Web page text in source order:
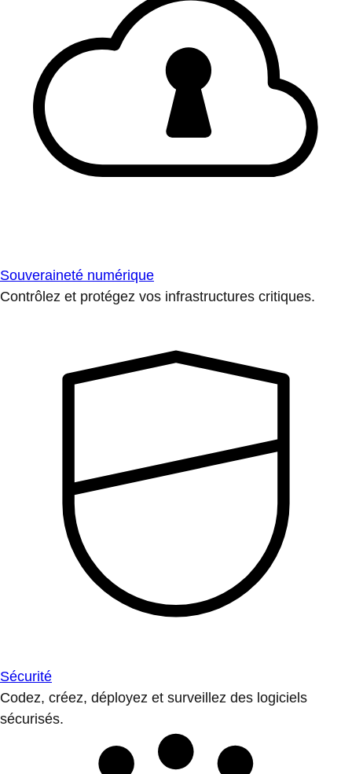
Souveraineté numérique
Contrôlez et protégez vos infrastructures critiques.
Sécurité
Codez, créez, déployez et surveillez des logiciels
sécurisés.